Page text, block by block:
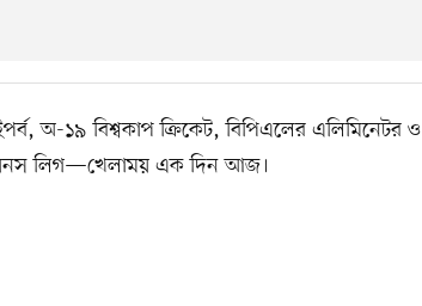
অ-১৯ বিশ্বকাপ ক্রিকেট, বিপিএলের এলিমিনেটর ও
লিগ—খেলাময় এক দিন আজ।